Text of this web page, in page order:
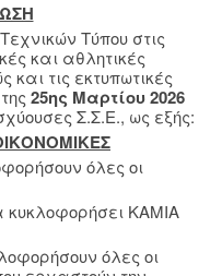
Τύπου στις
και αθλητικές
τις εκτυπωτικές
25ης Μαρτίου 2026
Σ.Σ.Ε., ως εξής:
όλες οι
κυκλοφορήσει ΚΑΜΙΑ
όλες οι